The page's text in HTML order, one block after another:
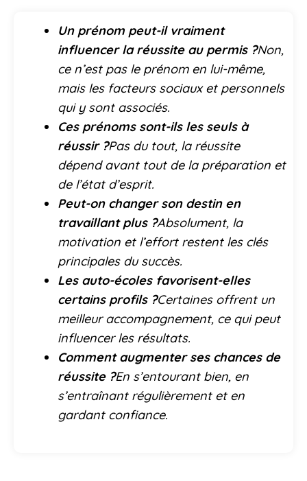
Un prénom peut-il vraiment
influencer la réussite au permis ?Non,
ce n’est pas le prénom en lui-même,
mais les facteurs sociaux et personnels
qui y sont associés.
Ces prénoms sont-ils les seuls à
réussir ?Pas du tout, la réussite
dépend avant tout de la préparation et
de l’état d’esprit.
Peut-on changer son destin en
travaillant plus ?Absolument, la
motivation et l’effort restent les clés
principales du succès.
Les auto-écoles favorisent-elles
certains profils ?Certaines offrent un
meilleur accompagnement, ce qui peut
influencer les résultats.
Comment augmenter ses chances de
réussite ?En s’entourant bien, en
s’entraînant régulièrement et en
gardant confiance.